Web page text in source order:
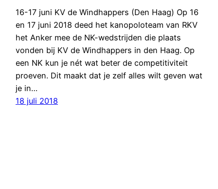
16-17 juni KV de Windhappers (Den Haag) Op 16
en 17 juni 2018 deed het kanopoloteam van RKV
het Anker mee de NK-wedstrijden die plaats
vonden bij KV de Windhappers in den Haag. Op
een NK kun je nét wat beter de competitiviteit
proeven. Dit maakt dat je zelf alles wilt geven wat
je in…
18 juli 2018